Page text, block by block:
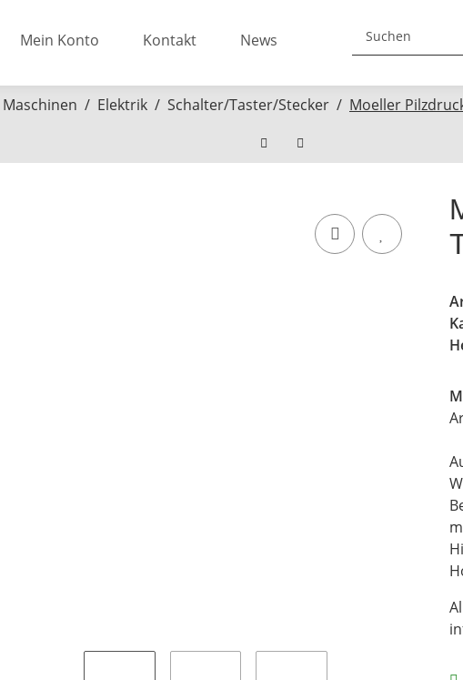
Mein Konto Kontakt News
Elektrik Schalter/Taster/Stecker Moeller